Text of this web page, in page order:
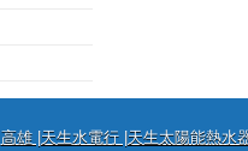
高雄 |天生水電行 |天生太陽能熱水